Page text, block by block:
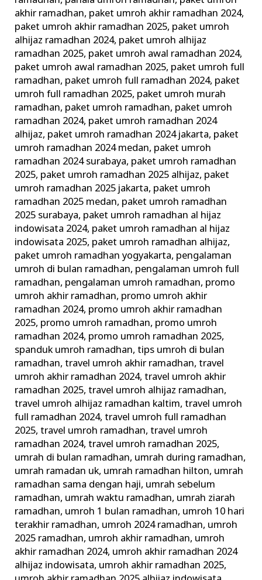
akhir ramadhan, paket umroh akhir ramadhan 2024,
paket umroh akhir ramadhan 2025, paket umroh
alhijaz ramadhan 2024, paket umroh alhijaz
ramadhan 2025, paket umroh awal ramadhan 2024,
paket umroh awal ramadhan 2025, paket umroh full
ramadhan, paket umroh full ramadhan 2024, paket
umroh full ramadhan 2025, paket umroh murah
ramadhan, paket umroh ramadhan, paket umroh
ramadhan 2024, paket umroh ramadhan 2024
alhijaz, paket umroh ramadhan 2024 jakarta, paket
umroh ramadhan 2024 medan, paket umroh
ramadhan 2024 surabaya, paket umroh ramadhan
2025, paket umroh ramadhan 2025 alhijaz, paket
umroh ramadhan 2025 jakarta, paket umroh
ramadhan 2025 medan, paket umroh ramadhan
2025 surabaya, paket umroh ramadhan al hijaz
indowisata 2024, paket umroh ramadhan al hijaz
indowisata 2025, paket umroh ramadhan alhijaz,
paket umroh ramadhan yogyakarta, pengalaman
umroh di bulan ramadhan, pengalaman umroh full
ramadhan, pengalaman umroh ramadhan, promo
umroh akhir ramadhan, promo umroh akhir
ramadhan 2024, promo umroh akhir ramadhan
2025, promo umroh ramadhan, promo umroh
ramadhan 2024, promo umroh ramadhan 2025,
spanduk umroh ramadhan,tips umroh di bulan
ramadhan,travel umroh akhir ramadhan,travel
umroh akhir ramadhan 2024,travel umroh akhir
ramadhan 2025,travel umroh alhijaz ramadhan,
travel umroh alhijaz ramadhan kaltim,travel umroh
full ramadhan 2024,travel umroh full ramadhan
2025,travel umroh ramadhan,travel umroh
ramadhan 2024,travel umroh ramadhan 2025,
umrah di bulan ramadhan, umrah during ramadhan,
umrah ramadan uk, umrah ramadhan hilton, umrah
ramadhan sama dengan haji, umrah sebelum
ramadhan, umrah waktu ramadhan, umrah ziarah
ramadhan, umroh 1 bulan ramadhan, umroh 10 hari
terakhir ramadhan, umroh 2024 ramadhan, umroh
2025 ramadhan, umroh akhir ramadhan, umroh
akhir ramadhan 2024, umroh akhir ramadhan 2024
alhijaz indowisata, umroh akhir ramadhan 2025,